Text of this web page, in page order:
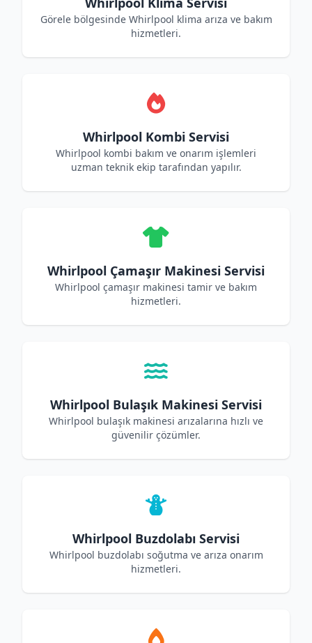
Görele bölgesinde Whirlpool klima arıza ve bakım
hizmetleri.
Whirlpool Kombi Servisi
Whirlpool kombi bakım ve onarım işlemleri
uzman teknik ekip tarafından yapılır.
Whirlpool Çamaşır Makinesi Servisi
Whirlpool çamaşır makinesi tamir ve bakım
hizmetleri.
Whirlpool Bulaşık Makinesi Servisi
Whirlpool bulaşık makinesi arızalarına hızlı ve
güvenilir çözümler.
Whirlpool Buzdolabı Servisi
Whirlpool buzdolabı soğutma ve arıza onarım
hizmetleri.